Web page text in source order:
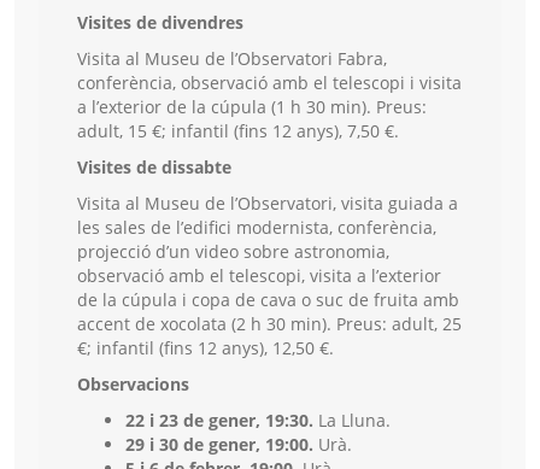
Visites de divendres
Visita al Museu de l’Observatori Fabra,
conferència, observació amb el telescopi i visita
a l’exterior de la cúpula (1 h 30 min). Preus:
adult, 15 €; infantil (fins 12 anys), 7,50 €.
Visites de dissabte
Visita al Museu de l’Observatori, visita guiada a
les sales de l’edifici modernista, conferència,
projecció d’un video sobre astronomia,
observació amb el telescopi, visita a l’exterior
de la cúpula i copa de cava o suc de fruita amb
accent de xocolata (2 h 30 min). Preus: adult, 25
€; infantil (fins 12 anys), 12,50 €.
Observacions
22 i 23 de gener, 19:30. La Lluna.
29 i 30 de gener, 19:00. Urà.